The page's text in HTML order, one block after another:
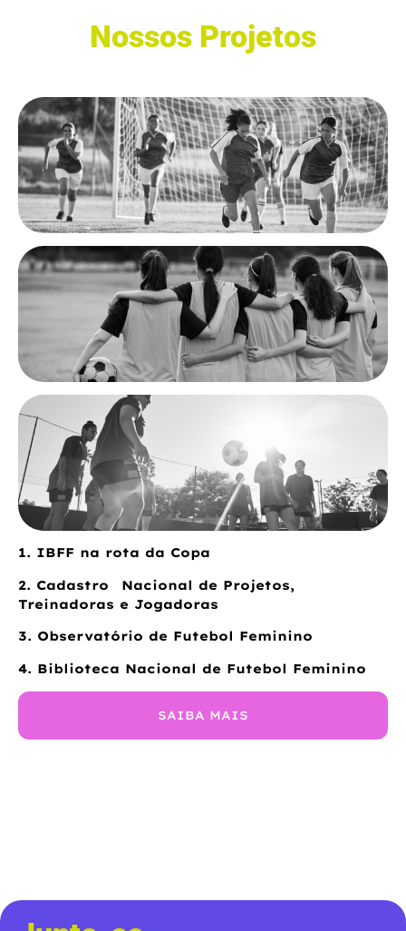
Nossos Projetos
1. IBFF na rota da Copa
2. Cadastro Nacional de Projetos,
Treinadoras e Jogadoras
3. Observatório de Futebol Feminino
4. Biblioteca Nacional de Futebol Feminino
SAIBA MAIS